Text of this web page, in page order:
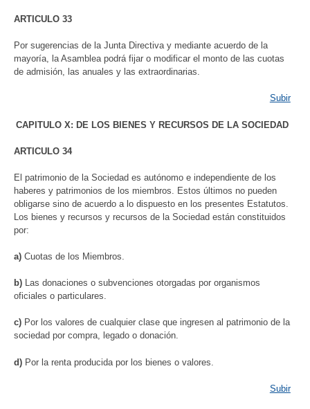
ARTICULO 33
Por sugerencias de la Junta Directiva y mediante acuerdo de la
mayoría, la Asamblea podrá fijar o modificar el monto de las cuotas
de admisión, las anuales y las extraordinarias.
Subir
CAPITULO X: DE LOS BIENES Y RECURSOS DE LA SOCIEDAD
ARTICULO 34
El patrimonio de la Sociedad es autónomo e independiente de los
haberes y patrimonios de los miembros. Estos últimos no pueden
obligarse sino de acuerdo a lo dispuesto en los presentes Estatutos.
Los bienes y recursos y recursos de la Sociedad están constituidos
por:
a) Cuotas de los Miembros.
b) Las donaciones o subvenciones otorgadas por organismos
oficiales o particulares.
c) Por los valores de cualquier clase que ingresen al patrimonio de la
sociedad por compra, legado o donación.
d) Por la renta producida por los bienes o valores.
Subir